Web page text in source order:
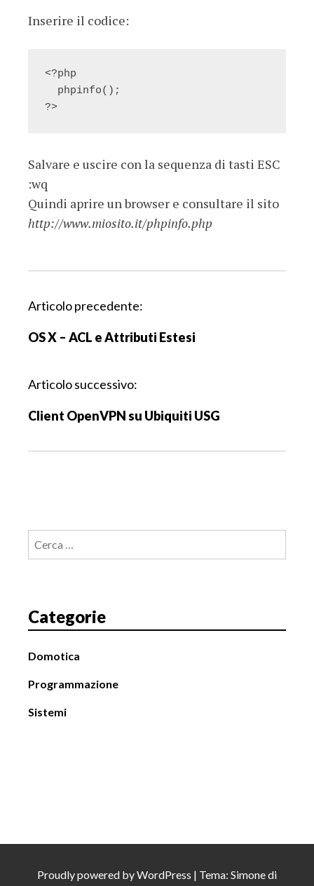
Inserire il codice:
<?php
phpinfo();
?>
Salvare e uscire con la sequenza di tasti ESC
:wq
Quindi aprire un browser e consultare il sito
http://www.miosito.it/phpinfo.php
N
v
g
z
o
r
o
l
Articolo precedente:
OS X – ACL e Attributi Estesi
Articolo successivo:
Client OpenVPN su Ubiquiti USG
Categorie
Domotica
Programmazione
Sistemi
Proudly powered byWordPress | Tema: Simone di